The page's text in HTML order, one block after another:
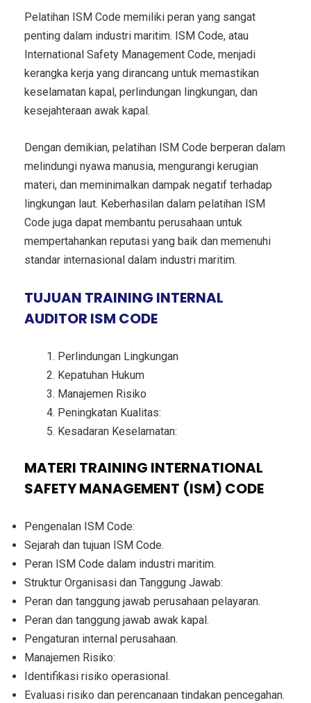
Pelatihan ISM Code memiliki peran yang sangat
penting dalam industri maritim. ISM Code, atau
International Safety Management Code, menjadi
kerangka kerja yang dirancang untuk memastikan
keselamatan kapal, perlindungan lingkungan, dan
kesejahteraan awak kapal.
Dengan demikian, pelatihan ISM Code berperan dalam
melindungi nyawa manusia, mengurangi kerugian
materi, dan meminimalkan dampak negatif terhadap
lingkungan laut. Keberhasilan dalam pelatihan ISM
Code juga dapat membantu perusahaan untuk
mempertahankan reputasi yang baik dan memenuhi
standar internasional dalam industri maritim.
TUJUAN TRAINING INTERNAL
AUDITOR ISM CODE
Perlindungan Lingkungan
Kepatuhan Hukum
Manajemen Risiko
Peningkatan Kualitas:
Kesadaran Keselamatan:
MATERI TRAINING INTERNATIONAL
SAFETY MANAGEMENT (ISM) CODE
Pengenalan ISM Code:
Sejarah dan tujuan ISM Code.
Peran ISM Code dalam industri maritim.
Struktur Organisasi dan Tanggung Jawab:
Peran dan tanggung jawab perusahaan pelayaran.
Peran dan tanggung jawab awak kapal.
Pengaturan internal perusahaan.
Manajemen Risiko:
Identifikasi risiko operasional.
Evaluasi risiko dan perencanaan tindakan pencegahan.